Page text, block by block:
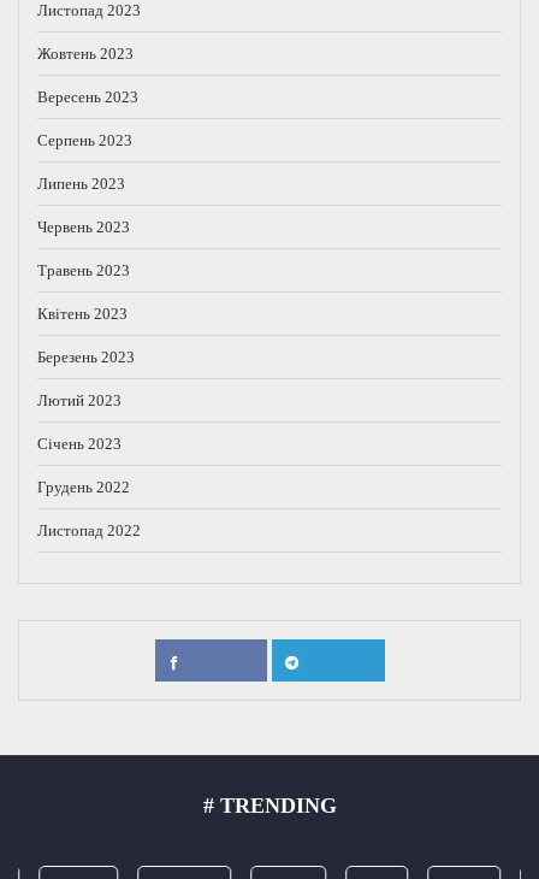
Листопад 2023
Жовтень 2023
Вересень 2023
Серпень 2023
Липень 2023
Червень 2023
Травень 2023
Квітень 2023
Березень 2023
Лютий 2023
Січень 2023
Грудень 2022
Листопад 2022
# TRENDING